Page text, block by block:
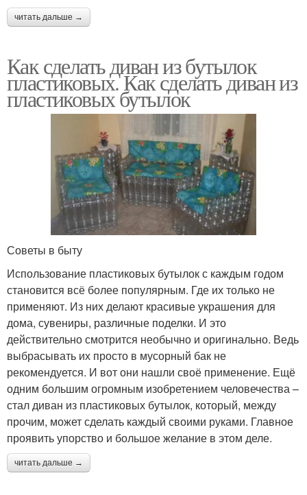
читать дальше →
Как сделать диван из бутылок
пластиковых. Как сделать диван из
пластиковых бутылок
Советы в быту
Использование пластиковых бутылок с каждым годом
становится всё более популярным. Где их только не
применяют. Из них делают красивые украшения для
дома, сувениры, различные поделки. И это
действительно смотрится необычно и оригинально. Ведь
выбрасывать их просто в мусорный бак не
рекомендуется. И вот они нашли своё применение. Ещё
одним большим огромным изобретением человечества –
стал диван из пластиковых бутылок, который, между
прочим, может сделать каждый своими руками. Главное
проявить упорство и большое желание в этом деле.
читать дальше →